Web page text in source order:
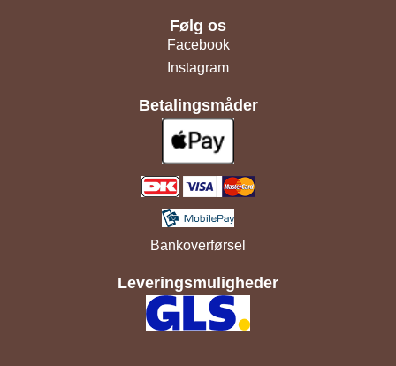
Følg os
Facebook
Instagram
Betalingsmåder
Bankoverførsel
Leveringsmuligheder